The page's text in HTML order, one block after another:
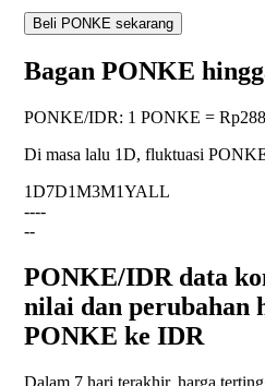
Beli PONKE sekarang
Bagan PONKE
PONKE/IDR: 1 PONKE =
Di masa lalu 1D, fluktuasi
1D7D1M3M1YALL
----
--
PONKE/IDR data
nilai dan perubahan
PONKE ke IDR
Dalam 7 hari terakhir, harga